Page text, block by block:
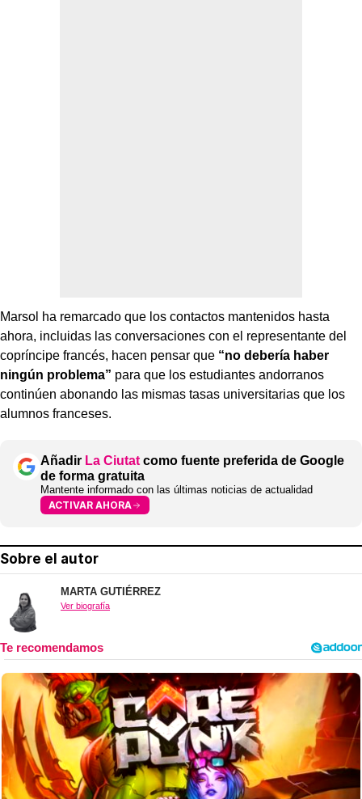
Marsol ha remarcado que los contactos mantenidos hasta
ahora, incluidas las conversaciones con el representante del
copríncipe francés, hacen pensar que “no debería haber
ningún problema” para que los estudiantes andorranos
continúen abonando las mismas tasas universitarias que los
alumnos franceses.
Añadir La Ciutat como fuente preferida de Google
de forma gratuita
Mantente informado con las últimas noticias de actualidad
ACTIVAR AHORA
Sobre el autor
MARTA GUTIÉRREZ
Ver biografía